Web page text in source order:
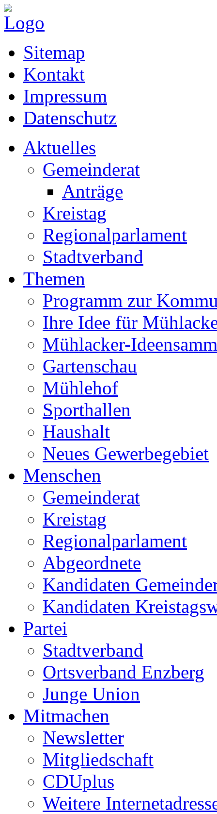
Sitemap
Kontakt
Impressum
Datenschutz
Aktuelles
Gemeinderat
Anträge
Kreistag
Regionalparlament
Stadtverband
Themen
Programm zur
Ihre Idee für
Mühlacker-
Gartenschau
Mühlehof
Sporthallen
Haushalt
Neues Gewerbegebiet
Menschen
Gemeinderat
Kreistag
Regionalparlament
Abgeordnete
Kandidaten
Kandidaten
Partei
Stadtverband
Ortsverband Enzberg
Junge Union
Mitmachen
Newsletter
Mitgliedschaft
CDUplus
Weitere